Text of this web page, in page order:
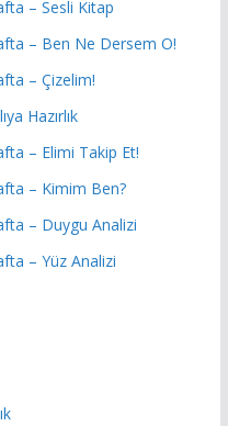
– Sesli Kitap
– Ben Ne Dersem O!
– Çizelim!
Hazırlık
– Elimi Takip Et!
– Kimim Ben?
– Duygu Analizi
– Yüz Analizi